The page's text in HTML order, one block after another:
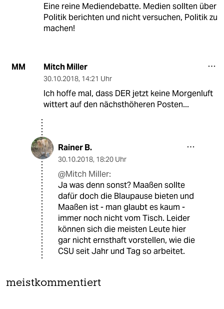
Eine reine Mediendebatte. Medien sollten über
Politik berichten und nicht versuchen, Politik zu
machen!
MM Mitch Miller
30.10.2018, 14:21 Uhr
Ich hoffe mal, dass DER jetzt keine Morgenluft
wittert auf den nächsthöheren Posten...
Rainer B.
30.10.2018, 18:20 Uhr
@Mitch Miller:
Ja was denn sonst? Maaßen sollte
dafür doch die Blaupause bieten und
Maaßen ist - man glaubt es kaum -
immer noch nicht vom Tisch. Leider
können sich die meisten Leute hier
gar nicht ernsthaft vorstellen, wie die
CSU seit Jahr und Tag so arbeitet.
meistkommentiert